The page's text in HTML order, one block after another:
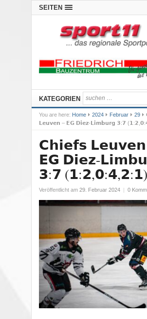
SEITEN
KATEGORIEN
You are here: Home 2024 Februar 29
𝗟𝗲𝘂𝘃𝗲𝗻 – 𝗘𝗚 𝗗𝗶𝗲𝘇-𝗟𝗶𝗺𝗯𝘂𝗿𝗴 𝟯:𝟳
𝗖𝗵𝗶𝗲𝗳𝘀
𝗘𝗚 𝗗𝗶𝗲𝘇-
𝟯:𝟳 (𝟭:𝟮,𝟬:𝟰,𝟮:𝟭)
Veröffentlicht am 29. Februar 2024 0